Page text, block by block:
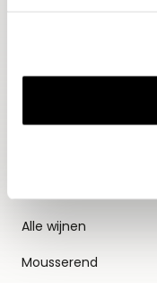
Alle wijnen
Mousserend